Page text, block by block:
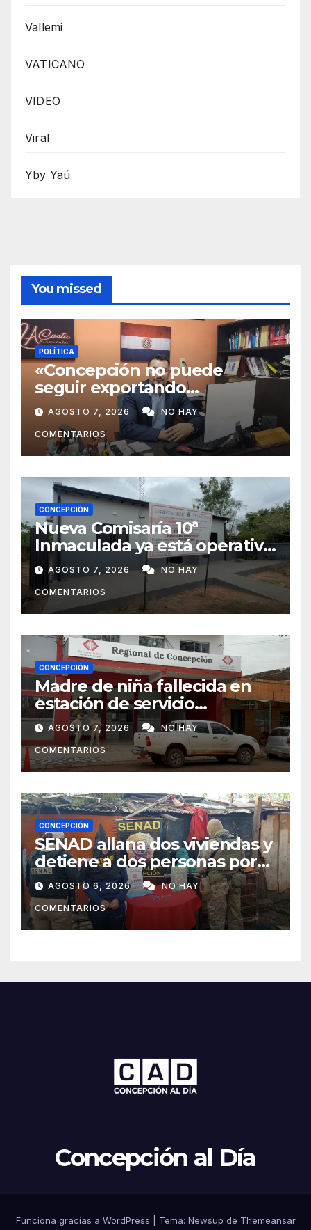
Vallemi
VATICANO
VIDEO
Viral
Yby Yaú
You missed
POLÍTICA
«Concepción no puede
seguir exportando
juventud»: Lelly Javier Acosta
Silva propone transformar la
ciudad en un polo de
atracción de inversiones
AGOSTO 7, 2026 NO HAY
COMENTARIOS
CONCEPCIÓN
Nueva Comisaría 10ª
Inmaculada ya está operativa
tras mudanza de agentes
policiales
AGOSTO 7, 2026 NO HAY
COMENTARIOS
CONCEPCIÓN
Madre de niña fallecida en
estación de servicio
cuestiona avances de la
investigación
AGOSTO 7, 2026 NO HAY
COMENTARIOS
CONCEPCIÓN
SENAD allana dos viviendas y
detiene a dos personas por
presunto microtráfico en
Concepción
AGOSTO 6, 2026 NO HAY
COMENTARIOS
Concepción al Día
Funciona gracias a WordPress Tema: Newsup de Themeansar